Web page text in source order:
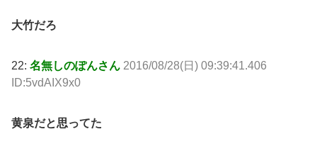
大竹だろ
22: 名無しのぽんさん 2016/08/28(日) 09:39:41.406
ID:5vdAIX9x0
黄泉だと思ってた